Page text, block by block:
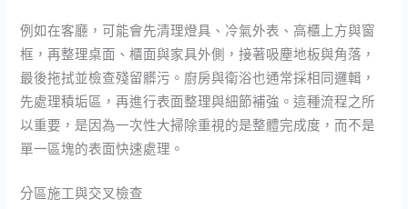
例如在客廳，可能會先清理燈具、冷氣外表、高櫃上方與窗
框，再整理桌面、櫃面與家具外側，接著吸塵地板與角落，
最後拖拭並檢查殘留髒污。廚房與衛浴也通常採相同邏輯，
先處理積垢區，再進行表面整理與細節補強。這種流程之所
以重要，是因為一次性大掃除重視的是整體完成度，而不是
單一區塊的表面快速處理。
分區施工與交叉檢查